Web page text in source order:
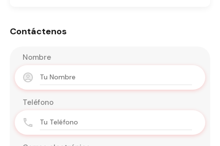
Contáctenos
Nombre
Teléfono